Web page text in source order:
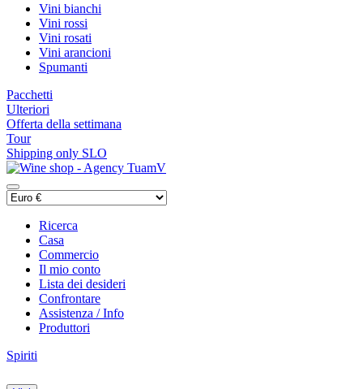
Vini bianchi
Vini rossi
Vini rosati
Vini arancioni
Spumanti
Pacchetti
Ulteriori
Offerta della settimana
Tour
Shipping only SLO
Ricerca
Casa
Commercio
Il mio conto
Lista dei desideri
Confrontare
Assistenza / Info
Produttori
Spiriti